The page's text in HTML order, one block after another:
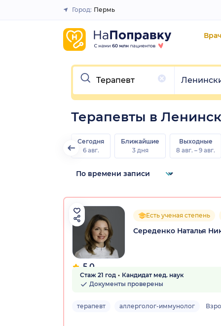
Закрыть
Город: Пермь
Очистить
Терапевты в
Сегодня
6 авг.
Ближайшие
3 дня
Выходные
8 авг. – 9 авг.
5.0
6 отзывов
Есть ученая степень
Середенко Наталья
Стаж 21 год
Кандидат мед. наук
Документы проверены
терапевт аллерголог-иммунолог